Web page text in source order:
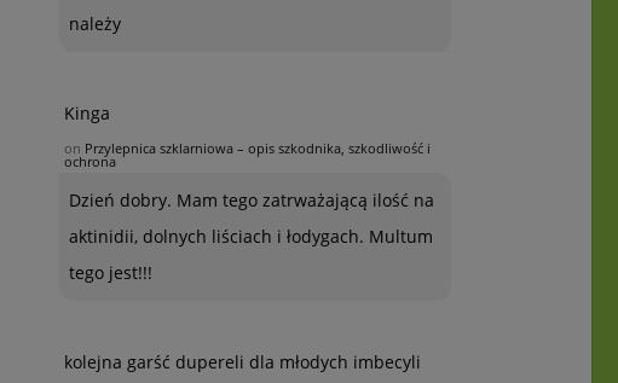
należy
Kinga
on Przylepnica szklarniowa – opis szkodnika, szkodliwość i
ochrona
Dzień dobry. Mam tego zatrważającą ilość na
aktinidii, dolnych liściach i łodygach. Multum
tego jest!!!
kolejna garść dupereli dla młodych imbecyli